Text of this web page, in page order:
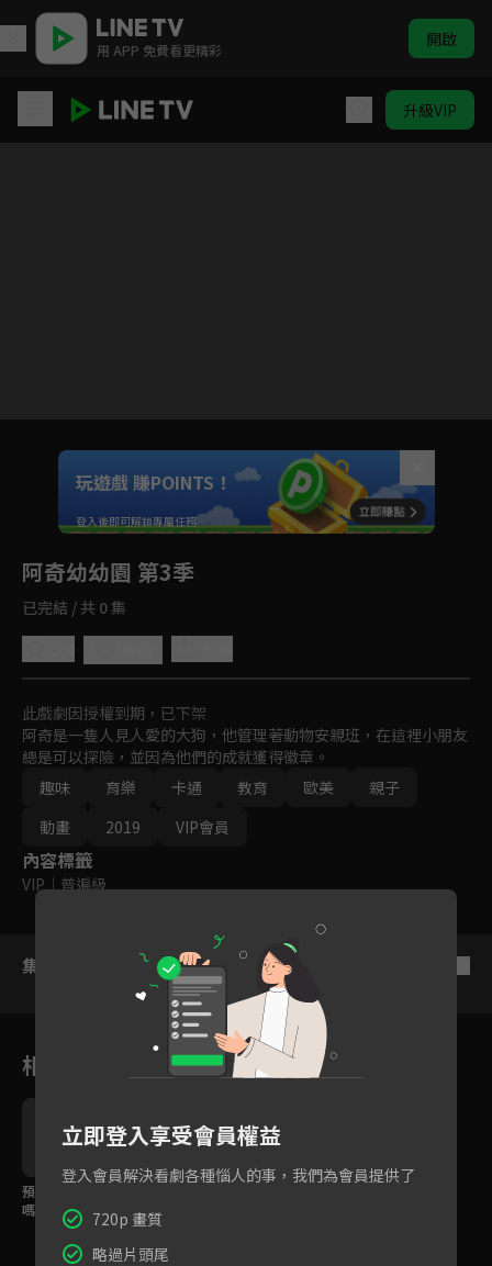
用 APP 免費看更精彩 開啟
升級VIP
Unmute
如有不便請見諒
玩遊戲 賺POINTS！
登入後即可解鎖專屬任務
阿奇幼幼園 第3季
已完結 / 共 0 集
此戲劇因授權到期，已下架
阿奇是一隻人見人愛的大狗，他管理著動物安親班，在這裡小朋友
總是可以探險，並因為他們的成就獲得徽章。
趣味
育樂 卡通 教育 歐美
親子
動畫
2019 VIP會員
內容標籤
VIP｜普遍級
集數列表
相關花絮
預告｜想要更多歡樂
嗎？與幼幼園小朋友一
起展開冒險！
立即登入享受會員權益
登入會員解決看劇各種惱人的事，我們為會員提供了
720p 畫質
略過片頭尾